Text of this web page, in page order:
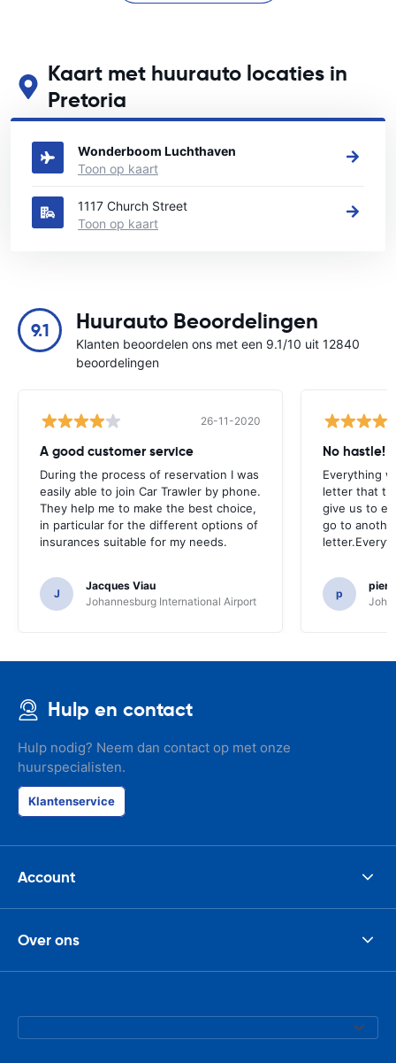
Kaart met huurauto locaties in
Pretoria
Zie onze belangrijkste autoverhuur locaties in Pretoria
Wonderboom Luchthaven
Toon op kaart
1117 Church Street
Toon op kaart
9.1 Huurauto Beoordelingen
Klanten beoordelen ons met een 9.1/10 uit 12840
beoordelingen
26-11-2020
A good customer service
During the process of reservation I was
easily able to join Car Trawler by phone.
They help me to make the best choice,
in particular for the different options of
insurances suitable for my needs.
J
Jacques Viau
Johannesburg International Airport
No hastle!
Everything
letter that
give us to
go to
p
Hulp en contact
Hulp nodig? Neem dan contact op met onze
huurspecialisten.
Klantenservice
Account
Over ons